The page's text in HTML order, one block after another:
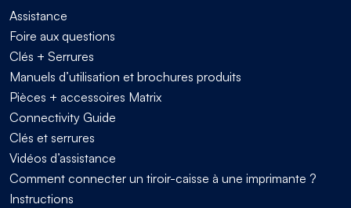
Assistance
Foire aux questions
Clés + Serrures
Manuels d’utilisation et brochures produits
Pièces + accessoires Matrix
Connectivity Guide
Clés et serrures
Vidéos d’assistance
Comment connecter un tiroir-caisse à une imprimante ?
Instructions